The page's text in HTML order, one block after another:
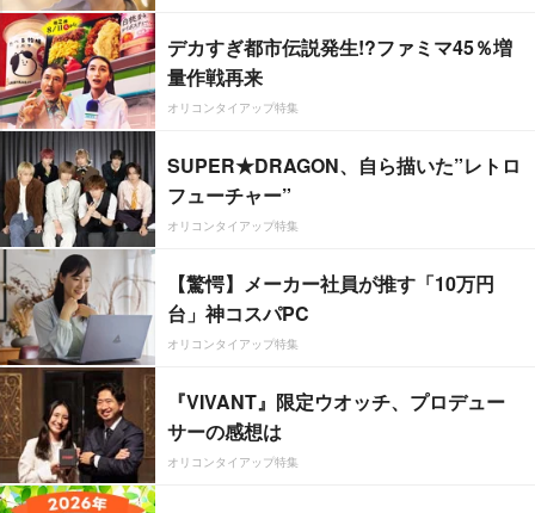
デカすぎ都市伝説発生!?ファミマ45％増
量作戦再来
オリコンタイアップ特集
SUPER★DRAGON、自ら描いた”レトロ
フューチャー”
オリコンタイアップ特集
【驚愕】メーカー社員が推す「10万円
台」神コスパPC
オリコンタイアップ特集
『VIVANT』限定ウオッチ、プロデュー
サーの感想は
オリコンタイアップ特集